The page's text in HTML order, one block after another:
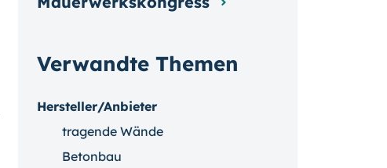
Verwandte Themen
Hersteller/Anbieter
tragende Wände
Betonbau